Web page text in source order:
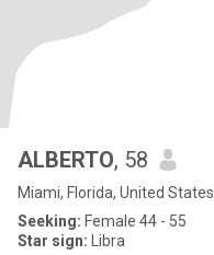
ALBERTO, 58
Miami, Florida, United States
Seeking: Female 44 - 55
Star sign: Libra